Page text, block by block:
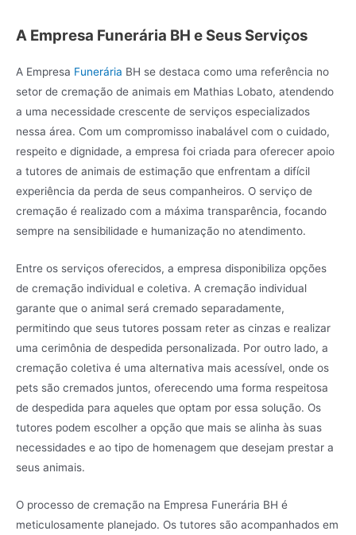
A Empresa Funerária BH e Seus Serviços
A Empresa Funerária BH se destaca como uma referência no
setor de cremação de animais em Mathias Lobato, atendendo
a uma necessidade crescente de serviços especializados
nessa área. Com um compromisso inabalável com o cuidado,
respeito e dignidade, a empresa foi criada para oferecer apoio
a tutores de animais de estimação que enfrentam a difícil
experiência da perda de seus companheiros. O serviço de
cremação é realizado com a máxima transparência, focando
sempre na sensibilidade e humanização no atendimento.
Entre os serviços oferecidos, a empresa disponibiliza opções
de cremação individual e coletiva. A cremação individual
garante que o animal será cremado separadamente,
permitindo que seus tutores possam reter as cinzas e realizar
uma cerimônia de despedida personalizada. Por outro lado, a
cremação coletiva é uma alternativa mais acessível, onde os
pets são cremados juntos, oferecendo uma forma respeitosa
de despedida para aqueles que optam por essa solução. Os
tutores podem escolher a opção que mais se alinha às suas
necessidades e ao tipo de homenagem que desejam prestar a
seus animais.
O processo de cremação na Empresa Funerária BH é
meticulosamente planejado. Os tutores são acompanhados em